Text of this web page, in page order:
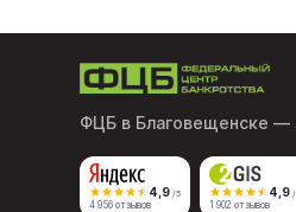
ФЦБ в Благовещенске —
4,9 /5
4 956 отзывов
4,9
1 902 отзывов